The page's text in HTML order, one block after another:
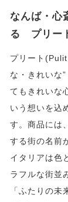
なんば・心
る プリー
プリート
な・きれいな
てもきれいな
いう想いを込
す。商品には
する街の名前
イタリアは色
ラフルな街並
「ふたりの